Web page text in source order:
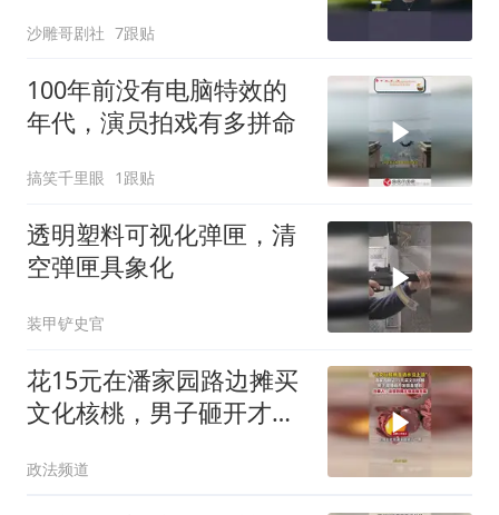
沙雕哥剧社 7跟贴
100年前没有电脑特效的
年代，演员拍戏有多拼命
搞笑千里眼 1跟贴
透明塑料可视化弹匣，清
空弹匣具象化
装甲铲史官
花15元在潘家园路边摊买
文化核桃，男子砸开才发
政法频道